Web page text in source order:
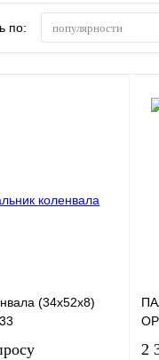
по: популярности
(34х52х8)
2